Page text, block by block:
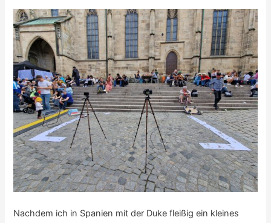
Nachdem ich in Spanien mit der Duke fleißig ein kleines